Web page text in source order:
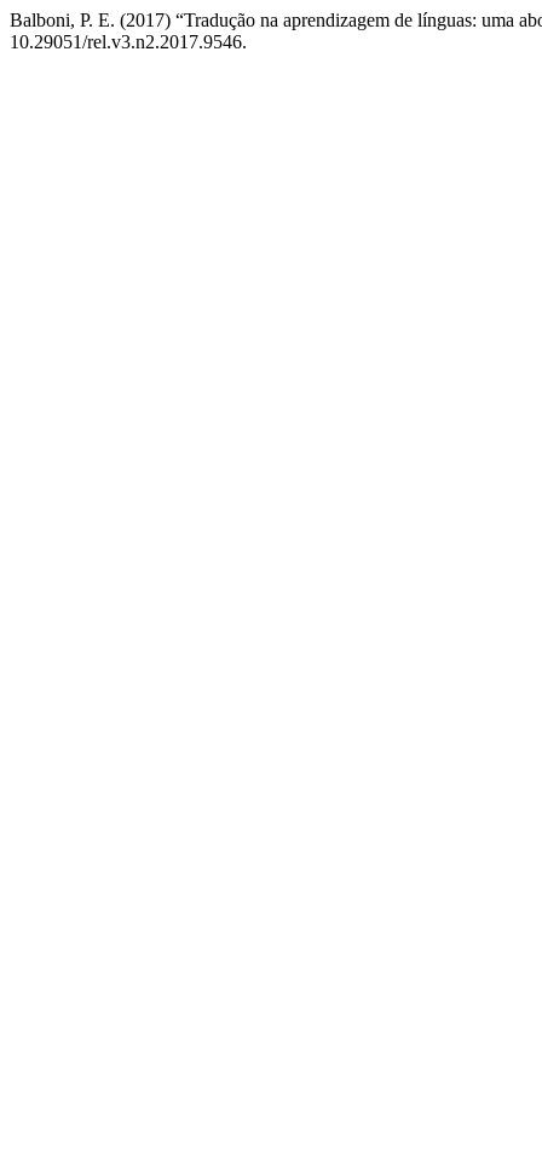
Balboni, P. E. (2017) “Tradução na aprendizagem de línguas: uma
10.29051/rel.v3.n2.2017.9546.